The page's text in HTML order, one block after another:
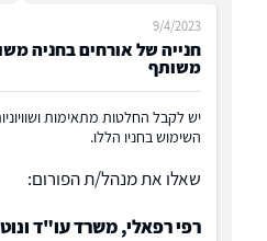
חנייה של אורחים בחניה
משותף
9/4/2023
יש לקבל החלטות מתאימות
השימוש בחניו הללו.
שאלו את מנהל/ת הפורום:
רפי רפאלי, משרד עו"ד